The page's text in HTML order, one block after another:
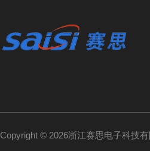
Copyright © 2026浙江赛思电子科技